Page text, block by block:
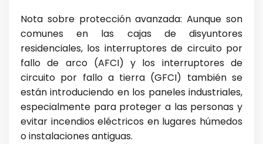
Nota sobre protección avanzada: Aunque son
comunes en las cajas de disyuntores
residenciales, los interruptores de circuito por
fallo de arco (AFCI) y los interruptores de
circuito por fallo a tierra (GFCI) también se
están introduciendo en los paneles industriales,
especialmente para proteger a las personas y
evitar incendios eléctricos en lugares húmedos
o instalaciones antiguas.